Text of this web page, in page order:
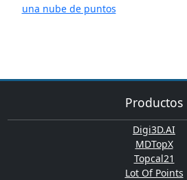
una nube de puntos
Productos
Digi3D.AI
MDTopX
Topcal21
Lot Of Points